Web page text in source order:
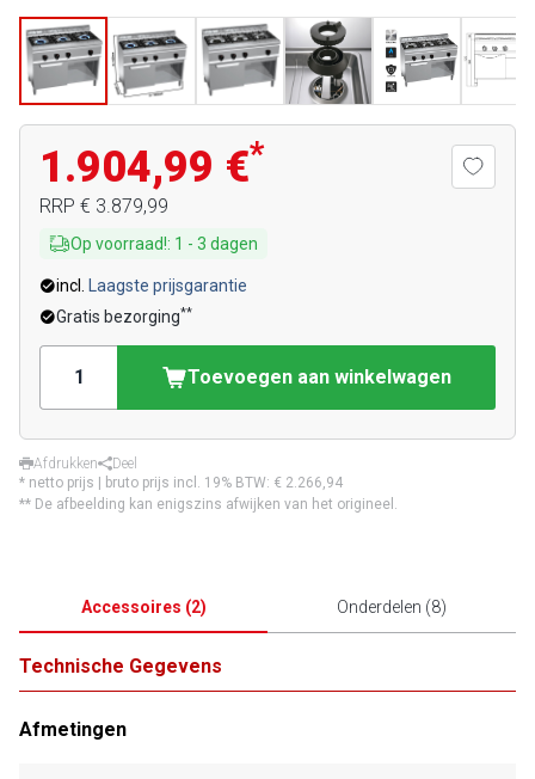
1.904,99 €*
RRP € 3.879,99
Op voorraad!: 1 - 3 dagen
incl.
Laagste prijsgarantie
Gratis bezorging**
Toevoegen aan winkelwagen
Afdrukken
Deel
* netto prijs | bruto prijs incl. 19% BTW: € 2.266,94
** De afbeelding kan enigszins afwijken van het origineel.
Accessoires (2) Onderdelen (8)
Technische Gegevens
Afmetingen